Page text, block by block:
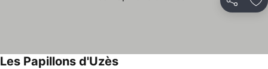
Partilhar
Les Papillons d'Uzès